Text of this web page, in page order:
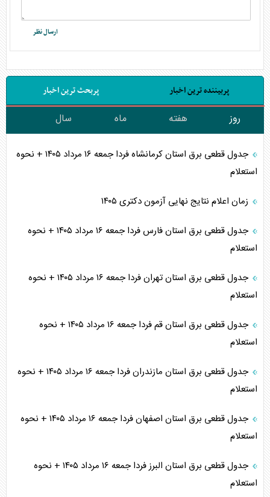
پربیننده ترین اخبار پربحث ترین اخبار
روز هفته ماه سال
جدول قطعی برق استان کرمانشاه فردا جمعه ۱۶ مرداد ۱۴۰۵ + نحوه
استعلام
زمان اعلام نتایج نهایی آزمون دکتری ۱۴۰۵
جدول قطعی برق استان فارس فردا جمعه ۱۶ مرداد ۱۴۰۵ + نحوه
استعلام
جدول قطعی برق استان تهران فردا جمعه ۱۶ مرداد ۱۴۰۵ + نحوه
استعلام
جدول قطعی برق استان قم فردا جمعه ۱۶ مرداد ۱۴۰۵ + نحوه
استعلام
جدول قطعی برق استان مازندران فردا جمعه ۱۶ مرداد ۱۴۰۵ + نحوه
استعلام
جدول قطعی برق استان اصفهان فردا جمعه ۱۶ مرداد ۱۴۰۵ + نحوه
استعلام
جدول قطعی برق استان البرز فردا جمعه ۱۶ مرداد ۱۴۰۵ + نحوه
استعلام